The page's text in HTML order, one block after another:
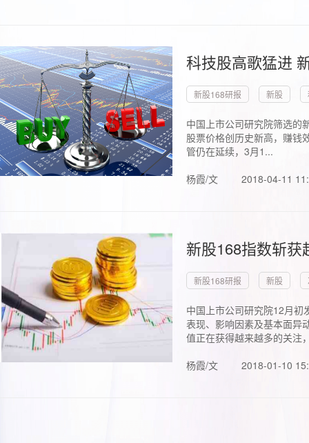
科技股高歌猛进
新股168研报 新股
中国上市公司研究院筛选的
股票价格创历史新高，赚钱
管仍在延续，3月1...
杨霞/文
2018-04-11
新股168指数斩
新股168研报 新股
中国上市公司研究院12月初
表现、影响因素及基本面异
值正在获得越来越多的关注
杨霞/文
2018-01-10